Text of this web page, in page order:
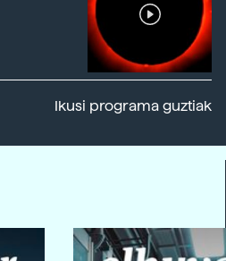
Ikusi programa guztiak